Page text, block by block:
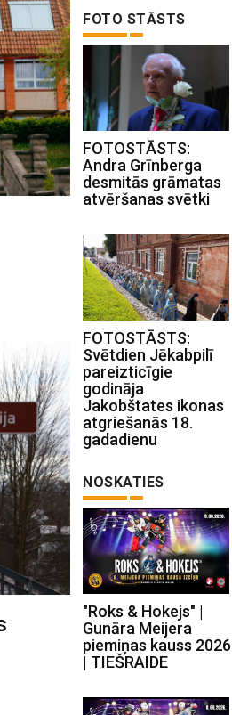
FOTO STĀSTS
FOTOSTĀSTS:
Andra Grīnberga
desmitās grāmatas
atvēršanas svētki
FOTOSTĀSTS:
Svētdien Jēkabpilī
pareizticīgie
godināja
Jakobštates ikonas
atgriešanās 18.
gadadienu
NOSKATIES
"Roks & Hokejs" |
Gunāra Meijera
piemiņas kauss 2026
| TIEŠRAIDE